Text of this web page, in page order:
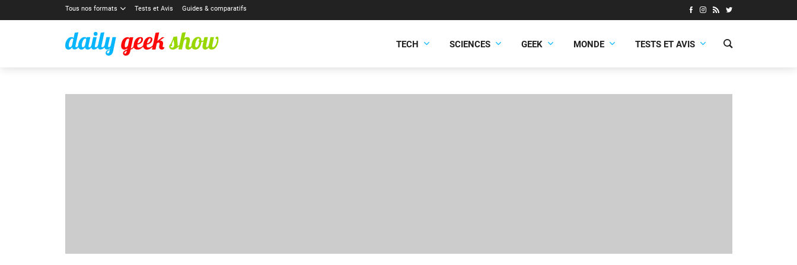
Tous nos formats Tests et Avis Guides & comparatifs
TECH SCIENCES GEEK MONDE TESTS ET AVIS